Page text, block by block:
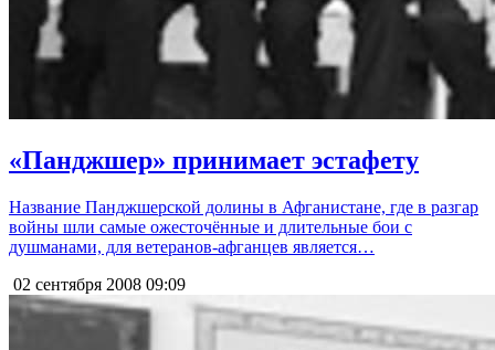
«Панджшер» принимает эстафету
Название Панджшерской долины в Афганистане, где в разгар
войны шли самые ожесточённые и длительные бои с
душманами, для ветеранов-афганцев является…
02 сентября 2008 09:09